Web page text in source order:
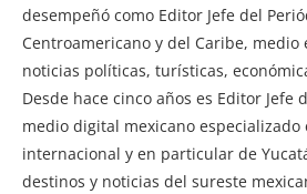
desempeñó como Editor Jefe del
Centroamericano y del Caribe, medio
noticias políticas, turísticas,
Desde hace cinco años es Editor Jefe
medio digital mexicano
internacional y en particular de
destinos y noticias del sureste